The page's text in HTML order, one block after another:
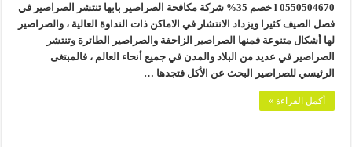
0550504670 l خصم 35% شركة مكافحة الصراصير بابها تنتشر الصراصير في
فصل الصيف كثيرا ويزداد الانتشار في الاماكن ذات النداوة العالية ، والصراصير
لها أشكال متنوعة فمنها الصراصير الزاحفة والصراصير الطائرة وتنتشر
الصراصير في عديد من البلاد والمدن في جميع أنحاء العالم ، فالمبتغى
الرئيسي للصراصير البحث عن الأكل فتجدها …
أكمل القراءة »